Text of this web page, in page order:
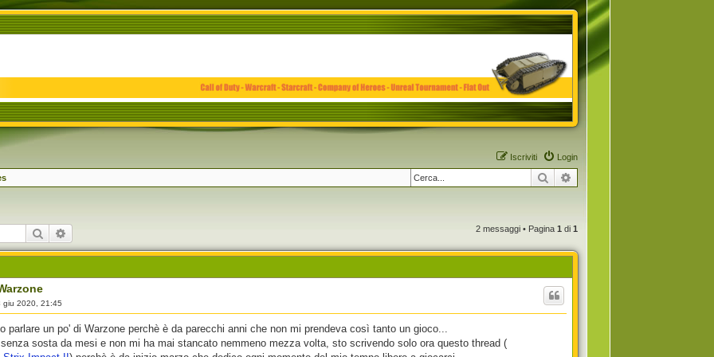
Login
Iscriviti
Cerca
Cerca 2 messaggi • Pagina 1 di 1
giu 2020, 21:45
parlare un po' di Warzone perchè è da parecchi anni che non mi prendeva così tanto un gioco...
sosta da mesi e non mi ha mai stancato nemmeno mezza volta, sto scrivendo solo ora questo thread (